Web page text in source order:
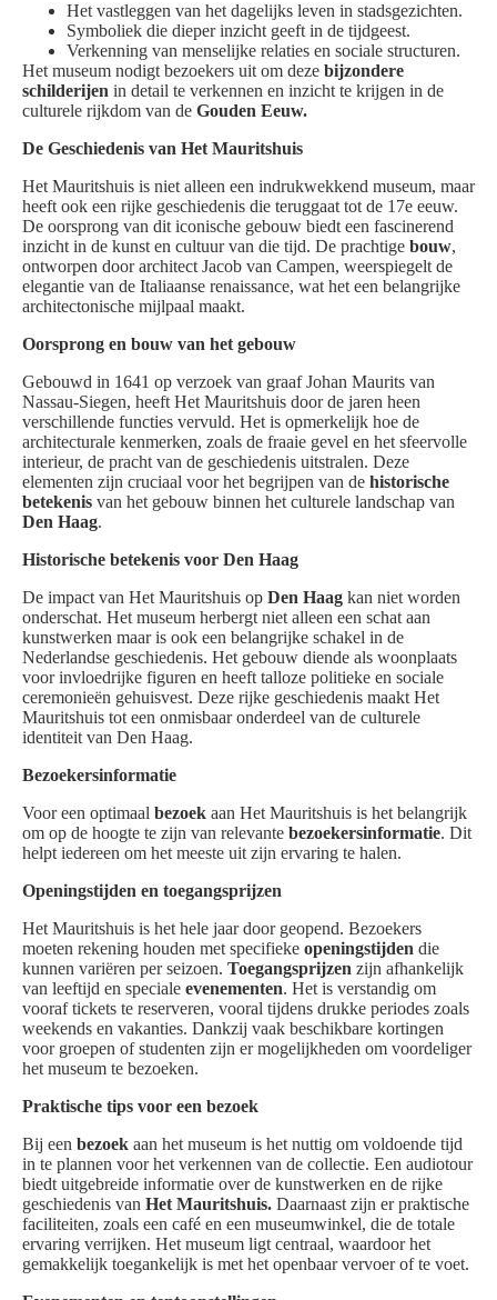
Het vastleggen van het dagelijks leven in stadsgezichten.
Symboliek die dieper inzicht geeft in de tijdgeest.
Verkenning van menselijke relaties en sociale structuren.
Het museum nodigt bezoekers uit om deze bijzondere
schilderijen in detail te verkennen en inzicht te krijgen in de
culturele rijkdom van de Gouden Eeuw.
De Geschiedenis van Het Mauritshuis
Het Mauritshuis is niet alleen een indrukwekkend museum, maar
heeft ook een rijke geschiedenis die teruggaat tot de 17e eeuw.
De oorsprong van dit iconische gebouw biedt een fascinerend
inzicht in de kunst en cultuur van die tijd. De prachtige bouw,
ontworpen door architect Jacob van Campen, weerspiegelt de
elegantie van de Italiaanse renaissance, wat het een belangrijke
architectonische mijlpaal maakt.
Oorsprong en bouw van het gebouw
Gebouwd in 1641 op verzoek van graaf Johan Maurits van
Nassau-Siegen, heeft Het Mauritshuis door de jaren heen
verschillende functies vervuld. Het is opmerkelijk hoe de
architecturale kenmerken, zoals de fraaie gevel en het sfeervolle
interieur, de pracht van de geschiedenis uitstralen. Deze
elementen zijn cruciaal voor het begrijpen van de historische
betekenis van het gebouw binnen het culturele landschap van
Den Haag.
Historische betekenis voor Den Haag
De impact van Het Mauritshuis op Den Haag kan niet worden
onderschat. Het museum herbergt niet alleen een schat aan
kunstwerken maar is ook een belangrijke schakel in de
Nederlandse geschiedenis. Het gebouw diende als woonplaats
voor invloedrijke figuren en heeft talloze politieke en sociale
ceremonieën gehuisvest. Deze rijke geschiedenis maakt Het
Mauritshuis tot een onmisbaar onderdeel van de culturele
identiteit van Den Haag.
Bezoekersinformatie
Voor een optimaal bezoek aan Het Mauritshuis is het belangrijk
om op de hoogte te zijn van relevante bezoekersinformatie. Dit
helpt iedereen om het meeste uit zijn ervaring te halen.
Openingstijden en toegangsprijzen
Het Mauritshuis is het hele jaar door geopend. Bezoekers
moeten rekening houden met specifieke openingstijden die
kunnen variëren per seizoen. Toegangsprijzen zijn afhankelijk
van leeftijd en speciale evenementen. Het is verstandig om
vooraf tickets te reserveren, vooral tijdens drukke periodes zoals
weekends en vakanties. Dankzij vaak beschikbare kortingen
voor groepen of studenten zijn er mogelijkheden om voordeliger
het museum te bezoeken.
Praktische tips voor een bezoek
Bij een bezoek aan het museum is het nuttig om voldoende tijd
in te plannen voor het verkennen van de collectie. Een audiotour
biedt uitgebreide informatie over de kunstwerken en de rijke
geschiedenis van Het Mauritshuis. Daarnaast zijn er praktische
faciliteiten, zoals een café en een museumwinkel, die de totale
ervaring verrijken. Het museum ligt centraal, waardoor het
gemakkelijk toegankelijk is met het openbaar vervoer of te voet.